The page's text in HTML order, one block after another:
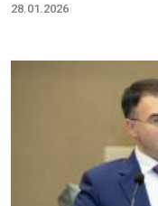
28.01.2026